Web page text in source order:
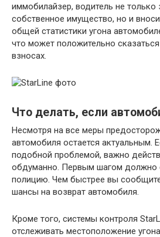
иммобилайзер, водитель не
собственное имущество, но и
общей статистики угона
что может положительно
взносах.
Что делать, если
Несмотря на все меры
автомобиля остается актуальным.
подобной проблемой, важно
обдуманно. Первым шагом должно
полицию. Чем быстрее вы
шансы на возврат автомобиля.
Кроме того, системы контроля
отслеживать местоположение